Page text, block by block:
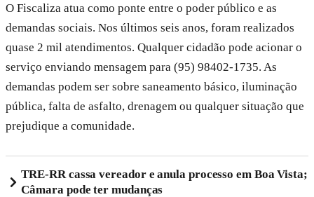
O Fiscaliza atua como ponte entre o poder público e as
demandas sociais. Nos últimos seis anos, foram realizados
quase 2 mil atendimentos. Qualquer cidadão pode acionar o
serviço enviando mensagem para (95) 98402-1735. As
demandas podem ser sobre saneamento básico, iluminação
pública, falta de asfalto, drenagem ou qualquer situação que
prejudique a comunidade.
TRE-RR cassa vereador e anula processo em Boa Vista;
Câmara pode ter mudanças